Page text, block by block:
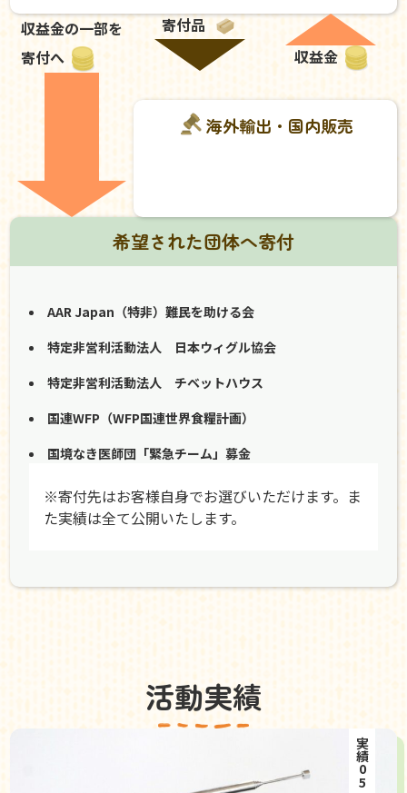
収益金の一部を
寄付へ
寄付品
収益金
海外輸出・国内販売
希望された団体へ寄付
AAR Japan（特非）難民を助ける会
特定非営利活動法人 日本ウィグル協会
特定非営利活動法人 チベットハウス
国連WFP（WFP国連世界食糧計画）
国境なき医師団「緊急チーム」募金
※寄付先はお客様自身でお選びいただけます。ま
た実績は全て公開いたします。
活動実績
実績05